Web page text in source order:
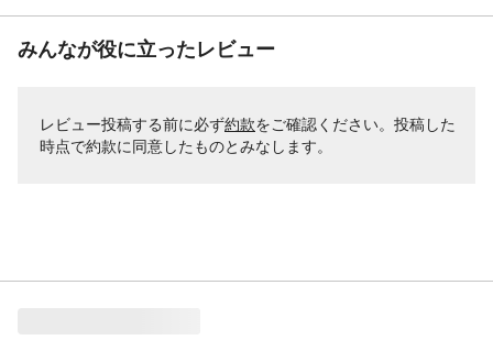
みんなが役に立ったレビュー
レビュー投稿する前に必ず約款をご確認ください。投稿した
時点で約款に同意したものとみなします。